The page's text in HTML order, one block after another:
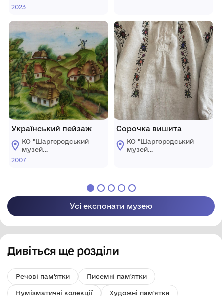
образотворчого
Шаргородської
міської ради
2023
Український пейзаж
КО "Шаргородський
музей
образотворчого
2007
Шаргородської
міської ради
Cорочка вишита
КО "Шаргородський
музей
Усі експонати музею
Дивіться ще розділи
Речові пам'ятки Писемні пам'ятки
Нумізматичні колекції Художні пам'ятки